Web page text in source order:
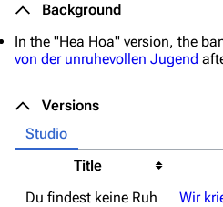
Background
In the "Hea Hoa" version, the
von der unruhevollen Jugend
Versions
Studio
Title
Du findest keine Ruh
Wir